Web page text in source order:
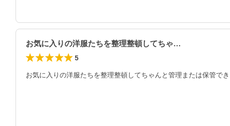
お気に入りの洋服たちを整理整頓してちゃ…
5
お気に入りの洋服たちを整理整頓してちゃんと管理または保管で